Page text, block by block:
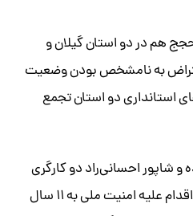
هم در دو استان گیلان و
به نامشخص بودن وضعیت
استانداری دو استان تجمع
شاپور احسانی‌راد دو کارگری
که به اتهام تبلیغ علیه نظام و اقدام علیه امنیت ملی به ۱۱ سال